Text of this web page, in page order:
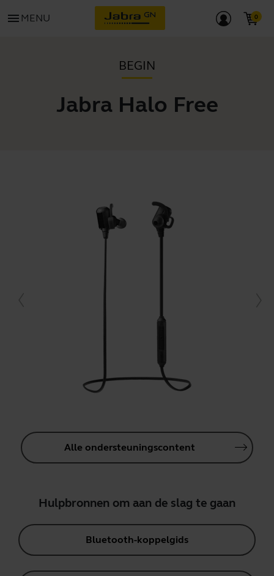
menu MENU
BEGIN
Jabra Halo Free
Alle ondersteuningscontent
Hulpbronnen om aan de slag te gaan
Bluetooth-koppelgids